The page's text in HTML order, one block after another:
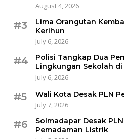
August 4, 2026
#3
Lima Orangutan
Kerihun
July 6, 2026
#4
Polisi Tangkap Dua
Lingkungan Sekolah
July 6, 2026
#5
Wali Kota Desak PLN
July 7, 2026
#6
Solmadapar Desak
Pemadaman Listrik